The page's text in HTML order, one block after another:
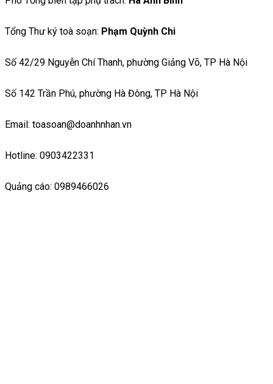
Tổng Thư ký toà soạn: Phạm Quỳnh Chi
Số 42/29 Nguyễn Chí Thanh, phường Giảng Võ, TP Hà Nội
Số 142 Trần Phú, phường Hà Đông, TP Hà Nội
Email: toasoan@doanhnhan.vn
Hotline: 0903422331
Quảng cáo: 0989466026